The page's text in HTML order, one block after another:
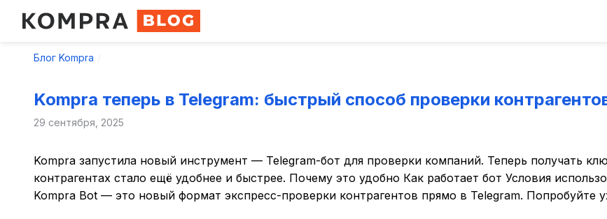
Блог Kompra
Kompra теперь в Telegram: быстрый способ проверки
29 сентября, 2025
Kompra запустила новый инструмент — Telegram-бот для проверки компаний. Теперь получать
контрагентах стало ещё удобнее и быстрее. Почему это удобно Как работает бот Условия
Kompra Bot — это новый формат экспресс-проверки контрагентов прямо в Telegram. Попробуйте